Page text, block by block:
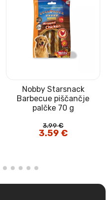
Nobby Starsnack
Barbecue piščančje
palčke 70 g
3.99€
Izvirna
cena
3.59€Trenutna
cena